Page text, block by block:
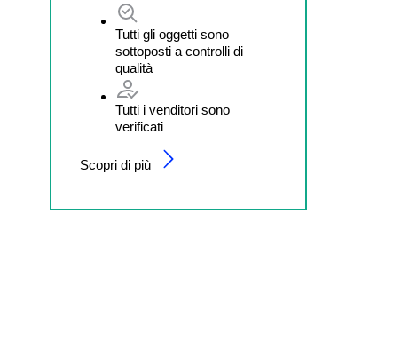
Tutti gli oggetti sono
sottoposti a controlli di
qualità
Tutti i venditori sono
verificati
Scopri di più